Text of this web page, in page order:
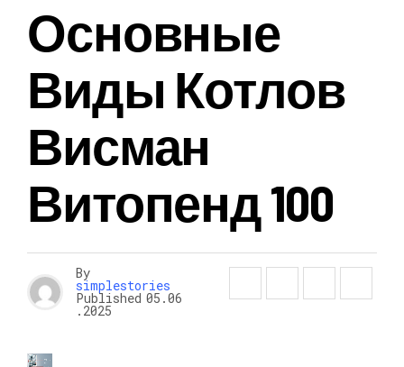
Основные
Виды Котлов
Висман
Витопенд 100
By
simplestories
Published 05.06
.2025